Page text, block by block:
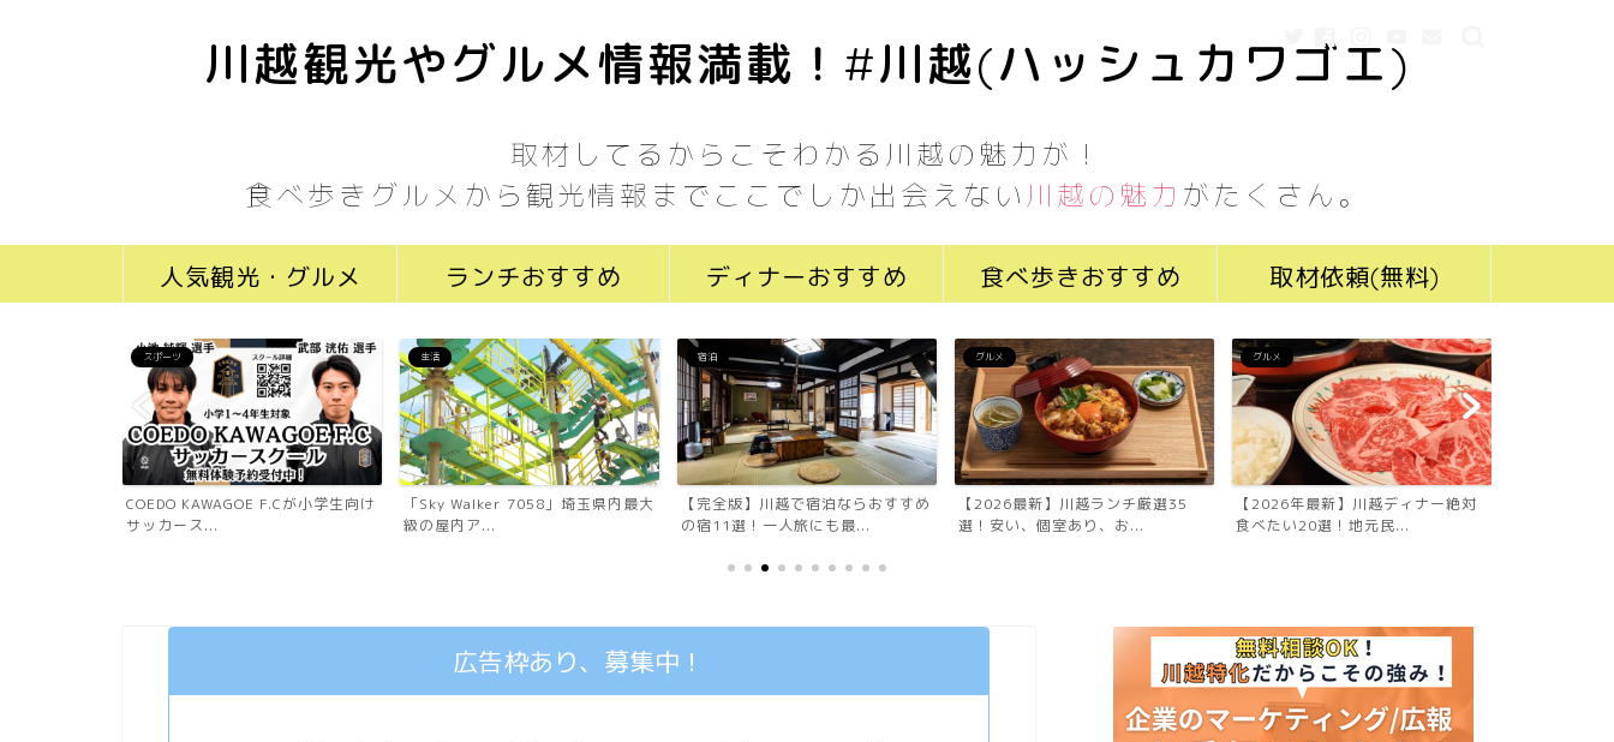
川越観光やグルメ情報満載！#川越(ハッシュカワゴエ)
取材してるからこそわかる川越の魅力が！
食べ歩きグルメから観光情報までここでしか出会えない 川越の魅力 がたくさん。
人気観光・グルメ ランチおすすめ ディナーおすすめ 食べ歩きおすすめ 取材依頼(無料)
スポーツ
COEDO KAWAGOE F.Cが小学生向け
サッカース...
生活
「Sky Walker 7058」埼玉県内最大
級の屋内ア...
宿泊
【完全版】川越で宿泊ならおすすめ
の宿11選！一人旅にも最...
グルメ
【2026最新】川越ランチ厳選35
選！安い、個室あり、お...
グルメ
【2026年最新】川越ディナー絶対
食べたい20選！地元民...
広告枠あり、募集中！